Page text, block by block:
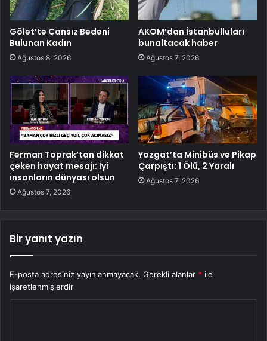
Gölet’te Cansız Bedeni
Bulunan Kadın
Ağustos 8, 2026
AKOM’dan İstanbulluları
bunaltacak haber
Ağustos 7, 2026
Ferman Toprak’tan dikkat
çeken hayat mesajı: İyi
insanların dünyası olsun
Ağustos 7, 2026
Yozgat’ta Minibüs ve Pikap
Çarpıştı: 1 Ölü, 2 Yaralı
Ağustos 7, 2026
Bir yanıt yazın
E-posta adresiniz yayınlanmayacak. Gerekli alanlar * ile
işaretlenmişlerdir